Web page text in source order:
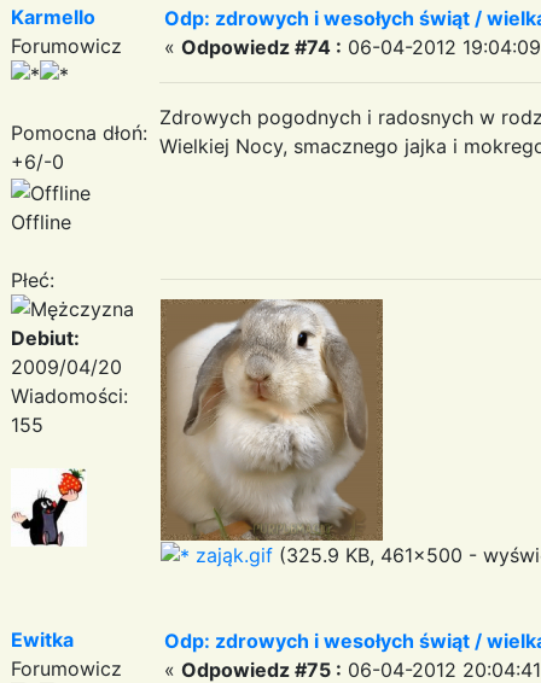
Karmello
Forumowicz
Pomocna dłoń:
+6/-0
Offline
Płeć:
Debiut:
2009/04/20
Wiadomości:
155
Odp: zdrowych i wesołych świąt /
« Odpowiedz #74 : 06-04-2012
Zdrowych pogodnych i radosnych w
Wielkiej Nocy, smacznego jajka i
zająk.gif (325.9 KB, 461x500 -
Ewitka
Forumowicz
Odp: zdrowych i wesołych świąt /
« Odpowiedz #75 : 06-04-2012